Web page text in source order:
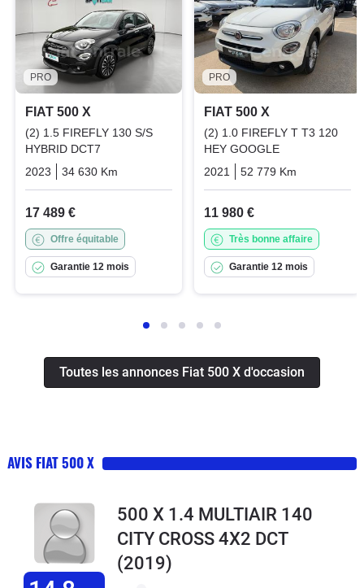
PRO
FIAT 500 X
(2) 1.5 FIREFLY 130 S/S
HYBRID DCT7
2023
34 630 Km Essence
17 489 €
Offre équitable
Garantie 12 mois
PRO
FIAT 500 X
(2) 1.0 FIREFLY T T3 120
HEY GOOGLE
2021
52 779 Km
11 980 €
Très bonne affaire
Garantie 12 mois
Toutes les annonces Fiat 500 X d'occasion
AVIS FIAT 500 X
500 X 1.4 MULTIAIR 140
CITY CROSS 4X2 DCT
(2019)